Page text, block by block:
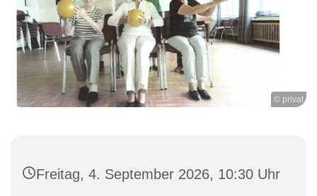
© privat
Freitag, 4. September 2026, 10:30 Uhr